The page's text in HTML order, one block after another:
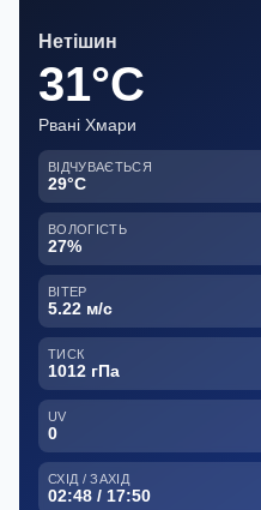
Нетішин
31°C
Рвані Хмари
ВІДЧУВАЄТЬСЯ
29°C
ВОЛОГІСТЬ
27%
ВІТЕР
5.22 м/с
ТИСК
1012 гПа
UV
0
СХІД / ЗАХІД
02:48 / 17:50